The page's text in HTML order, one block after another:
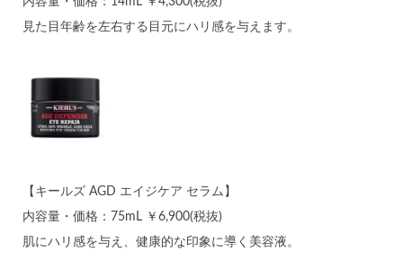
見た目年齢を左右する目元にハリ感を与えます。
【キールズ AGD エイジケア セラム】
内容量・価格：75mL ￥6,900(税抜)
肌にハリ感を与え、健康的な印象に導く美容液。